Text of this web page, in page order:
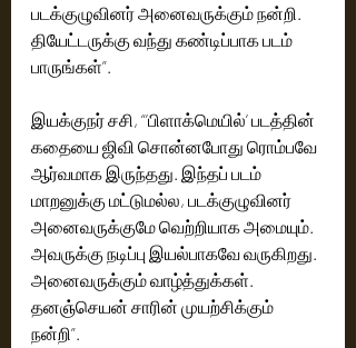
படக்குழுவினர் அனைவருக்கும் நன்றி.
தியேட்டருக்கு வந்து கண்டிப்பாக படம்
பாருங்கள்”.
இயக்குநர் சசி, “’பிளாக்மெயில்’ படத்தின்
கதையை ஜிவி சொன்னபோது ரொம்பவே
ஆர்வமாக இருந்தது. இந்தப் படம்
மாறனுக்கு மட்டுமல்ல, படக்குழுவினர்
அனைவருக்குமே வெற்றியாக அமையும்.
அவருக்கு நடிப்பு இயல்பாகவே வருகிறது.
அனைவருக்கும் வாழ்த்துக்கள்.
தனஞ்செயன் சாரின் முயற்சிக்கும்
நன்றி”.